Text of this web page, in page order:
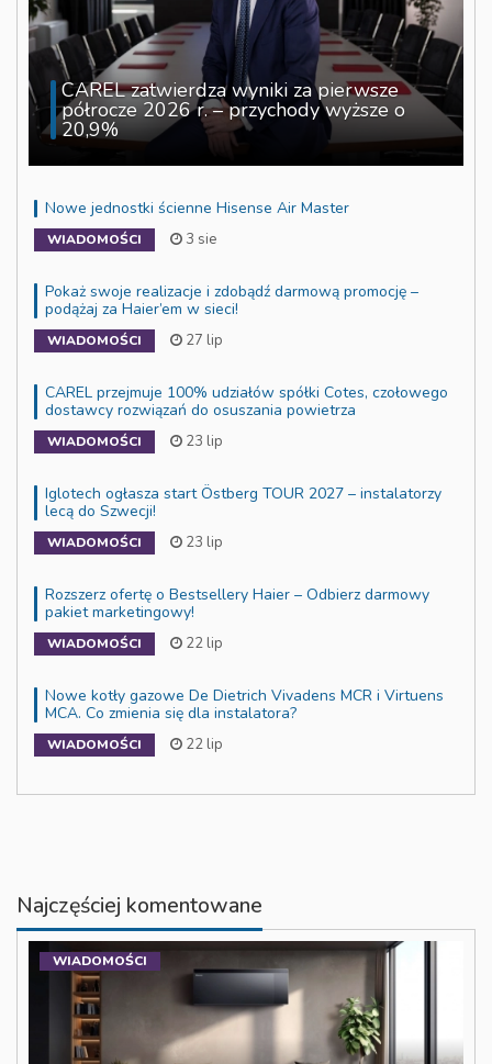
CAREL zatwierdza wyniki za pierwsze
półrocze 2026 r. – przychody wyższe o
20,9%
Nowe jednostki ścienne Hisense Air Master
WIADOMOŚCI 3 sie
Pokaż swoje realizacje i zdobądź darmową promocję –
podążaj za Haier’em w sieci!
WIADOMOŚCI 27 lip
CAREL przejmuje 100% udziałów spółki Cotes, czołowego
dostawcy rozwiązań do osuszania powietrza
WIADOMOŚCI 23 lip
Iglotech ogłasza start Östberg TOUR 2027 – instalatorzy
lecą do Szwecji!
WIADOMOŚCI 23 lip
Rozszerz ofertę o Bestsellery Haier – Odbierz darmowy
pakiet marketingowy!
WIADOMOŚCI 22 lip
Nowe kotły gazowe De Dietrich Vivadens MCR i Virtuens
MCA. Co zmienia się dla instalatora?
WIADOMOŚCI 22 lip
Najczęściej komentowane
WIADOMOŚCI